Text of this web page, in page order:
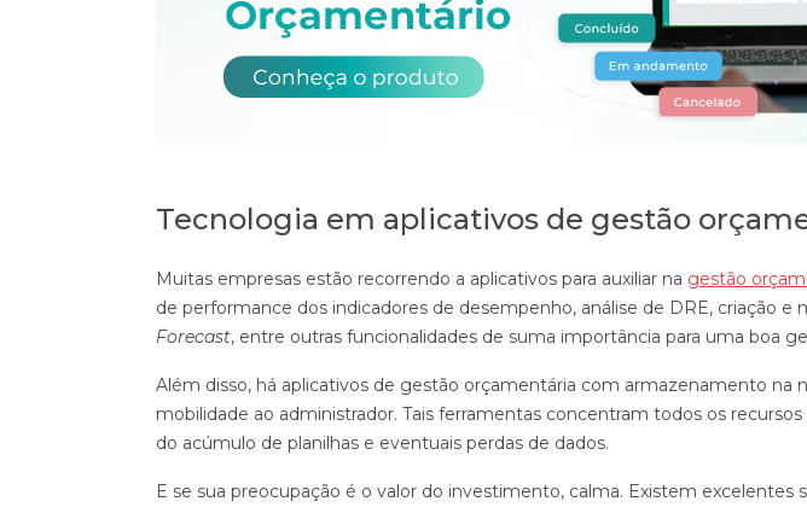
Tecnologia em aplicativos de gestão
Muitas empresas estão recorrendo a aplicativos para auxiliar na gestão
de performance dos indicadores de desempenho, análise de DRE, criação e
Forecast, entre outras funcionalidades de suma importância para uma boa
Além disso, há aplicativos de gestão orçamentária com armazenamento na
mobilidade ao administrador. Tais ferramentas concentram todos os
do acúmulo de planilhas e eventuais perdas de dados.
E se sua preocupação é o valor do investimento, calma. Existem